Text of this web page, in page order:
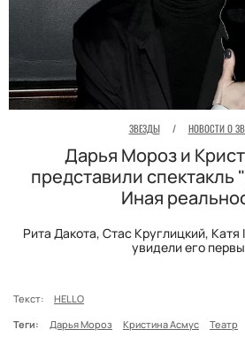
ЗВЕЗДЫ / НОВОСТИ О
Дарья Мороз и
представили
Иная
Рита Дакота, Стас Круглицкий, Катя
увидели его
Текст: HELLO
Теги:
Дарья Мороз Кристина Асмус Театр